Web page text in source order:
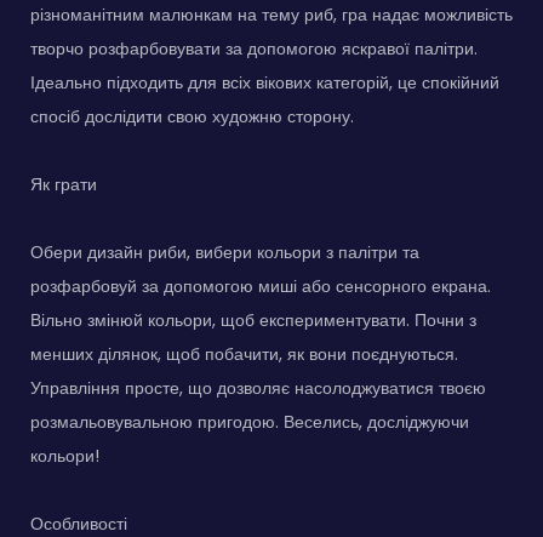
різноманітним малюнкам на тему риб, гра надає можливість
творчо розфарбовувати за допомогою яскравої палітри.
Ідеально підходить для всіх вікових категорій, це спокійний
спосіб дослідити свою художню сторону.
Як грати
Обери дизайн риби, вибери кольори з палітри та
розфарбовуй за допомогою миші або сенсорного екрана.
Вільно змінюй кольори, щоб експериментувати. Почни з
менших ділянок, щоб побачити, як вони поєднуються.
Управління просте, що дозволяє насолоджуватися твоєю
розмальовувальною пригодою. Веселись, досліджуючи
кольори!
Особливості